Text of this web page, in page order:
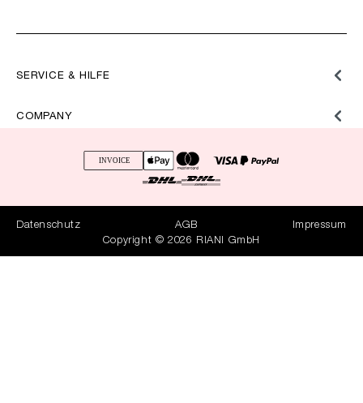
SERVICE & HILFE
COMPANY
Datenschutz AGB
Impressum
Copyright © 2026 RIANI GmbH